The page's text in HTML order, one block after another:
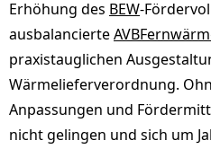
Erhöhung des BEW-
ausbalancierte
praxistauglichen
Wärmelieferverordnung.
Anpassungen und
nicht gelingen und sich um